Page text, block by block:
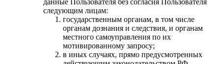
данные Пользователя без согласия Пользователя
следующим лицам:
государственным органам, в том числе
органам дознания и следствия, и органам
местного самоуправления по их
мотивированному запросу;
в иных случаях, прямо предусмотренных